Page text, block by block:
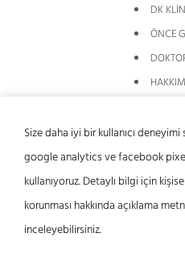
Size daha iyi bir kullanıcı
google analytics ve facebook
kullanıyoruz. Detaylı bilgi için
korunması hakkında açıklama
inceleyebilirsiniz.
DK
ÖNCE
BLOG